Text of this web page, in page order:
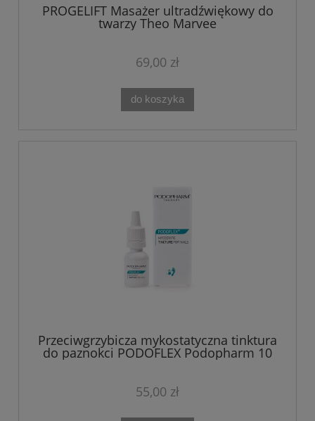
PROGELIFT Masażer ultradźwiękowy do
twarzy Theo Marvee
69,00 zł
do koszyka
Przeciwgrzybicza mykostatyczna tinktura
do paznokci PODOFLEX Podopharm 10
55,00 zł